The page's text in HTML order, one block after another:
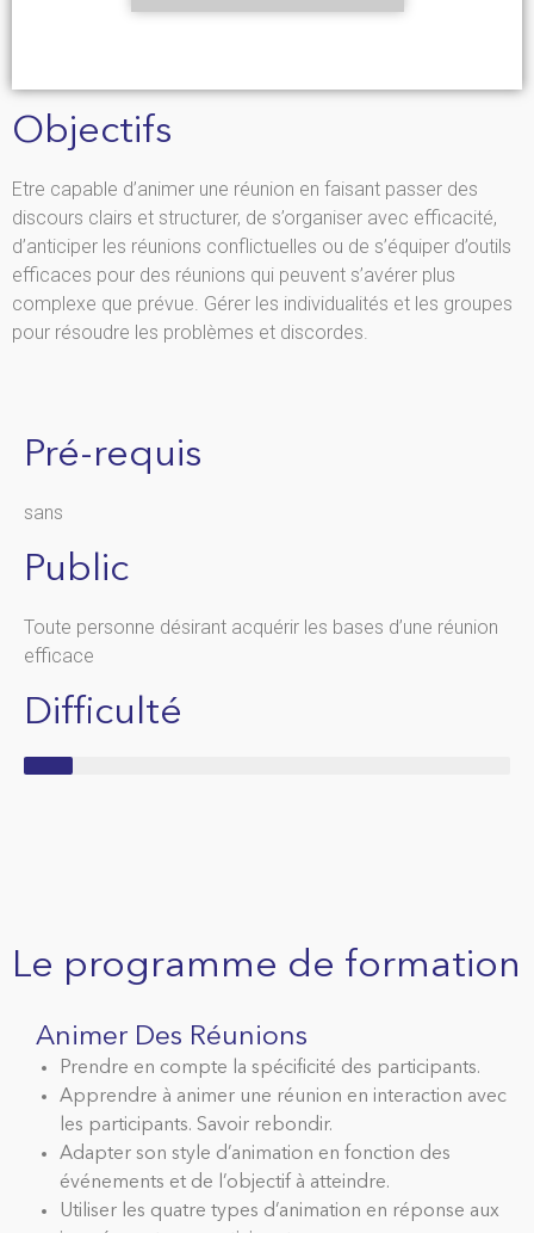
Objectifs
Etre capable d’animer une réunion en faisant passer des
discours clairs et structurer, de s’organiser avec efficacité,
d’anticiper les réunions conflictuelles ou de s’équiper d’outils
efficaces pour des réunions qui peuvent s’avérer plus
complexe que prévue. Gérer les individualités et les groupes
pour résoudre les problèmes et discordes.
Pré-requis
sans
Public
Toute personne désirant acquérir les bases d’une réunion
efficace
Difficulté
Le programme de formation
Animer Des Réunions
Prendre en compte la spécificité des participants.
Apprendre à animer une réunion en interaction avec
les participants. Savoir rebondir.
Adapter son style d’animation en fonction des
événements et de l’objectif à atteindre.
Utiliser les quatre types d’animation en réponse aux